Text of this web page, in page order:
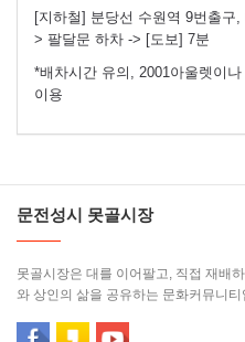
[지하철] 분당선 수원역 9번출구
> 팔달문 하차 -> [도보] 7분
*배차시간 유의, 2001아울렛이
이용
문전성시 못골시장
못골시장은 대를 이어팔고, 직접 재배
와 상인의 삶을 공유하는 문화커뮤니티